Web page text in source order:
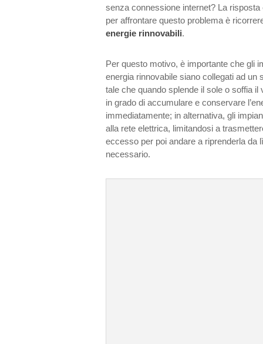
senza connessione internet? La
per affrontare questo problema è
energie rinnovabili.
Per questo motivo, è importante che gli
energia rinnovabile siano collegati ad un
tale che quando splende il sole o soffia il
in grado di accumulare e conservare
immediatamente; in alternativa, gli
alla rete elettrica, limitandosi a
eccesso per poi andare a riprenderla da
necessario.